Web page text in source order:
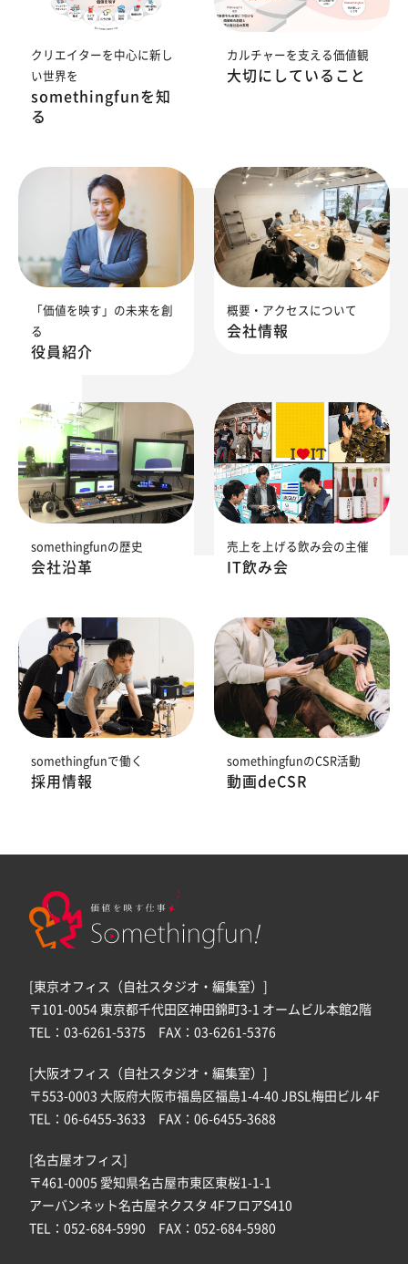
クリエイターを中心に新し
い世界を
somethingfunを知
る
カルチャーを支える価値観
大切にしていること
「価値を映す」の未来を創
る
役員紹介
概要・アクセスについて
会社情報
somethingfunの歴史
会社沿革
売上を上げる飲み会の主催
IT飲み会
somethingfunで働く
採用情報
somethingfunのCSR活動
動画deCSR
[東京オフィス（自社スタジオ・編集室）]
〒101-0054 東京都千代田区神田錦町3-1 オームビル本館2階
TEL：03-6261-5375 FAX：03-6261-5376
[大阪オフィス（自社スタジオ・編集室）]
〒553-0003 大阪府大阪市福島区福島1-4-40 JBSL梅田ビル 4F
TEL：06-6455-3633 FAX：06-6455-3688
[名古屋オフィス]
〒461-0005 愛知県名古屋市東区東桜1-1-1
アーバンネット名古屋ネクスタ 4FフロアS410
TEL：052-684-5990 FAX：052-684-5980